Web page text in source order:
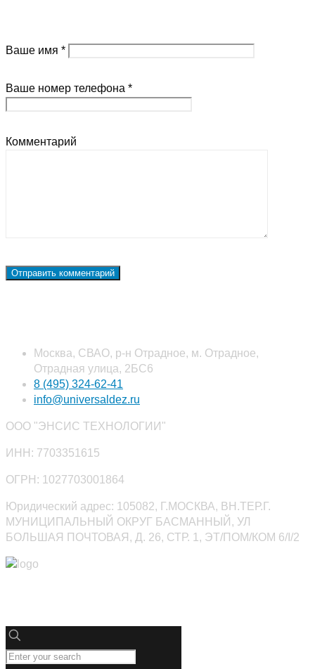
Комментарий
Ваше имя *
Ваше номер телефона *
Москва, СВАО, р-н Отрадное, м. Отрадное,
Отрадная улица, 2БС6
8 (495) 324-62-41
info@universaldez.ru
ООО "ЭНСИС ТЕХНОЛОГИИ"
ИНН: 7703351615
ОГРН: 1027703001864
Юридический адрес: 105082, Г.МОСКВА, ВН.ТЕР.Г.
МУНИЦИПАЛЬНЫЙ ОКРУГ БАСМАННЫЙ, УЛ
БОЛЬШАЯ ПОЧТОВАЯ, Д. 26, СТР. 1, ЭТ/ПОМ/КОМ 6/I/2